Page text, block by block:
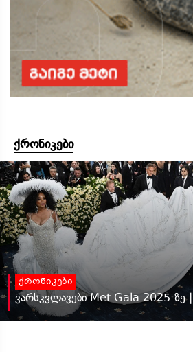
ქრონიკები
ქრონიკები
ვარსკვლავები Met Gala 2025-ზე